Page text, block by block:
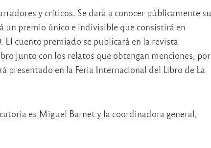
y críticos. Se dará a conocer públicamente su
un premio único e indivisible que consistirá en
cuento premiado se publicará en la revista
junto con los relatos que obtengan menciones, por
presentado en la Feria Internacional del Libro de La
es Miguel Barnet y la coordinadora general,